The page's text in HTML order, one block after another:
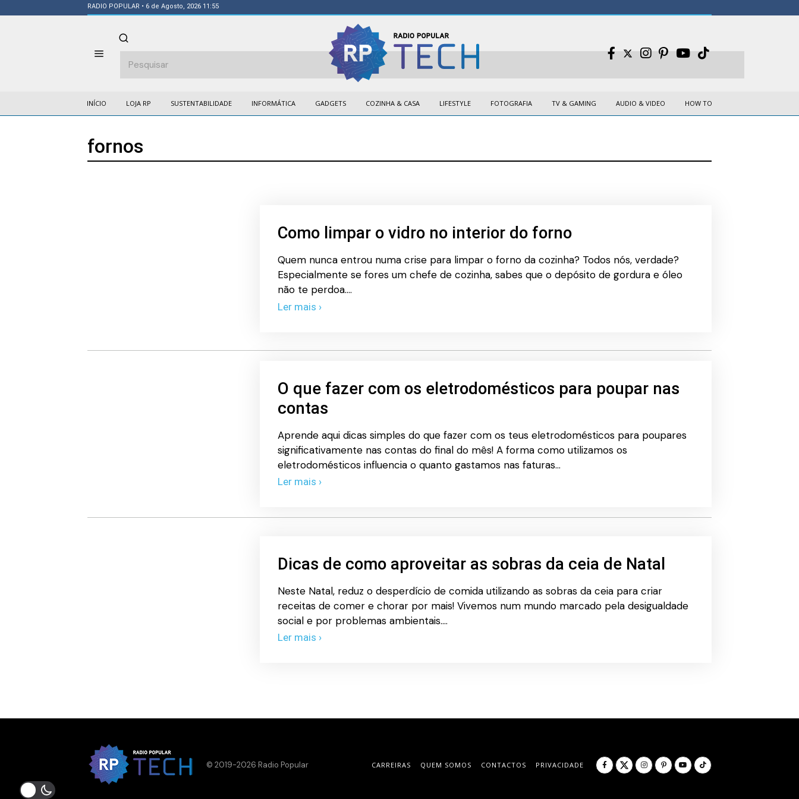
RADIO POPULAR • 6 de Agosto, 2026 11:55
INÍCIO LOJA RP SUSTENTABILIDADE INFORMÁTICA GADGETS COZINHA & CASA LIFESTYLE FOTOGRAFIA TV & GAMING AUDIO & VIDEO HOW TO
fornos
Como limpar o vidro no interior do forno
Quem nunca entrou numa crise para limpar o forno da cozinha? Todos nós, verdade?
Especialmente se fores um chefe de cozinha, sabes que o depósito de gordura e óleo
não te perdoa.…
Ler mais ›
O que fazer com os eletrodomésticos para poupar nas
contas
Aprende aqui dicas simples do que fazer com os teus eletrodomésticos para poupares
significativamente nas contas do final do mês! A forma como utilizamos os
eletrodomésticos influencia o quanto gastamos nas faturas…
Ler mais ›
Dicas de como aproveitar as sobras da ceia de Natal
Neste Natal, reduz o desperdício de comida utilizando as sobras da ceia para criar
receitas de comer e chorar por mais! Vivemos num mundo marcado pela desigualdade
social e por problemas ambientais.…
Ler mais ›
© 2019-2026 Radio Popular CARREIRAS QUEM SOMOS CONTACTOS PRIVACIDADE